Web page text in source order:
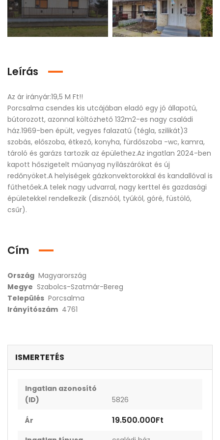
Leírás
Az ár irányár:19,5 M Ft!!
Porcsalma csendes kis utcájában eladó egy jó állapotú,
bútorozott, azonnal költözhető 132m2-es nagy családi
ház.1969-ben épült, vegyes falazatú (tégla, szilikát)3
szobás, előszoba, étkező, konyha, fürdőszoba -wc, kamra,
tároló és garázs tartozik az épülethez.Az ingatlan 2024-ben
kapott hőszigetelt műanyag nyílászárókat és új
redőnyöket.A helyiségek gázkonvektorokkal és kandallóval is
fűthetőek.A telek nagy udvarral, nagy kerttel és gazdasági
épületekkel rendelkezik (disznóól, tyúkól, góré, füstölő,
csűr).
Cím
Ország Magyarország
Megye Szabolcs-Szatmár-Bereg
Település Porcsalma
Irányítószám 4761
ISMERTETÉS
Ingatlan azonosító
(ID)
5826
Ár 19.500.000Ft